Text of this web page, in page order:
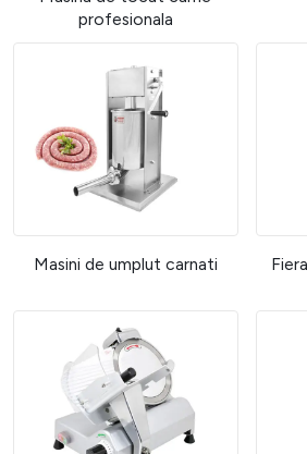
profesionala
Masini de umplut carnati